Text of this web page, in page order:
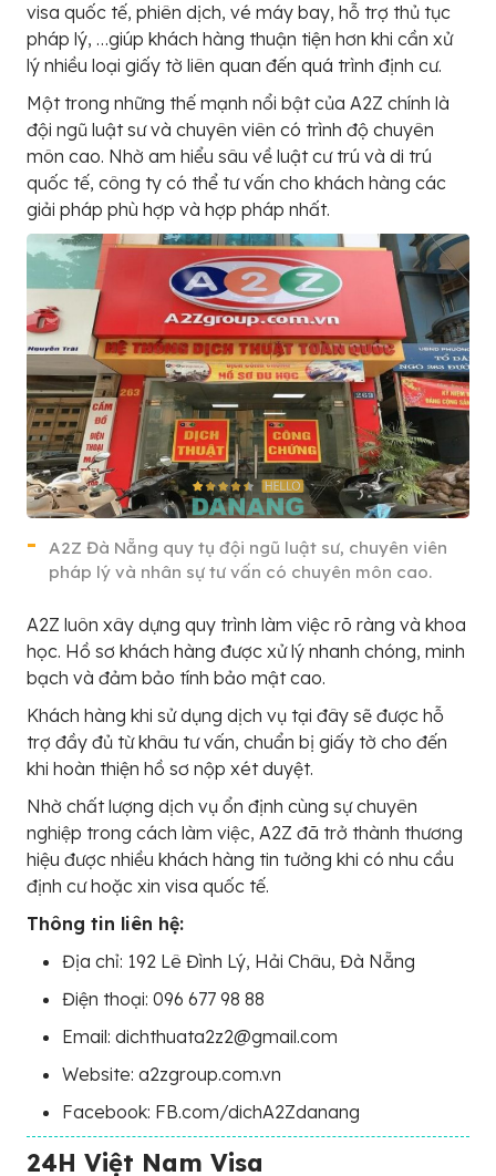
visa quốc tế, phiên dịch, vé máy bay, hỗ trợ thủ tục
pháp lý, …giúp khách hàng thuận tiện hơn khi cần xử
lý nhiều loại giấy tờ liên quan đến quá trình định cư.
Một trong những thế mạnh nổi bật của A2Z chính là
đội ngũ luật sư và chuyên viên có trình độ chuyên
môn cao. Nhờ am hiểu sâu về luật cư trú và di trú
quốc tế, công ty có thể tư vấn cho khách hàng các
giải pháp phù hợp và hợp pháp nhất.
A2Z Đà Nẵng quy tụ đội ngũ luật sư, chuyên viên
pháp lý và nhân sự tư vấn có chuyên môn cao.
A2Z luôn xây dựng quy trình làm việc rõ ràng và khoa
học. Hồ sơ khách hàng được xử lý nhanh chóng, minh
bạch và đảm bảo tính bảo mật cao.
Khách hàng khi sử dụng dịch vụ tại đây sẽ được hỗ
trợ đầy đủ từ khâu tư vấn, chuẩn bị giấy tờ cho đến
khi hoàn thiện hồ sơ nộp xét duyệt.
Nhờ chất lượng dịch vụ ổn định cùng sự chuyên
nghiệp trong cách làm việc, A2Z đã trở thành thương
hiệu được nhiều khách hàng tin tưởng khi có nhu cầu
định cư hoặc xin visa quốc tế.
Thông tin liên hệ:
Địa chỉ: 192 Lê Đình Lý, Hải Châu, Đà Nẵng
Điện thoại: 096 677 98 88
Email: dichthuata2z2@gmail.com
Website: a2zgroup.com.vn
Facebook: FB.com/dichA2Zdanang
24H Việt Nam Visa